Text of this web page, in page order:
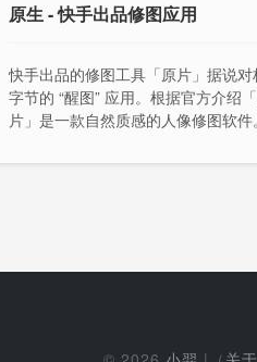
原生 - 快手出品修图应用
快手出品的修图工具「原片」据说对
字节的 “醒图” 应用。根据官方介绍
片」是一款自然质感的人像修图软件。